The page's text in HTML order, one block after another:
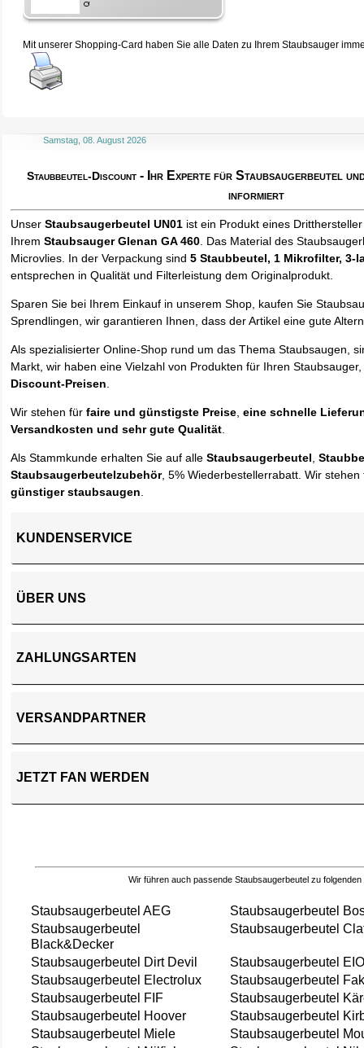
Mit unserer Shopping-Card haben Sie alle Daten zu Ihrem Staubsauger
Samstag, 08. August 2026
Staubbeutel-Discount - Ihr Experte für Staubsaugerbeutel
informiert
UnserStaubsaugerbeutel UN01 ist ein Produkt eines
IhremStaubsauger Glenan GA 460 . Das Material des
Microvlies. In der Verpackung sind5 Staubbeutel, 1 Mikrofilter, 3-
entsprechen in Qualität und Filterleistung dem Originalprodukt.
Sparen Sie bei Ihrem Einkauf in unserem Shop, kaufen Sie
Sprendlingen, wir garantieren Ihnen, dass der Artikel eine gute
Als spezialisierter Online-Shop rund um das Thema Staubsaugen,
Markt, wir haben eine Vielzahl von Produkten für Ihren
Discount-Preisen
Wir stehen fürfaire und günstigste Preise ,eine schnelle
Versandkosten und sehr gute Qualität
Als Stammkunde erhalten Sie auf alleStaubsaugerbeutel ,
Staubsaugerbeutelzubehör, 5% Wiederbestellerrabatt. Wir
günstiger staubsaugen
KUNDENSERVICE
ÜBER UNS
ZAHLUNGSARTEN
VERSANDPARTNER
JETZT FAN WERDEN
Wir führen auch passende Staubsaugerbeutel zu folgenden
Staubsaugerbeutel AEG
Staubsaugerbeutel
Staubsaugerbeutel
Black&Decker
Staubsaugerbeutel
Staubsaugerbeutel Dirt Devil
Staubsaugerbeutel
Staubsaugerbeutel Electrolux
Staubsaugerbeutel
Staubsaugerbeutel FIF
Staubsaugerbeutel
Staubsaugerbeutel Hoover
Staubsaugerbeutel
Staubsaugerbeutel Miele
Staubsaugerbeutel